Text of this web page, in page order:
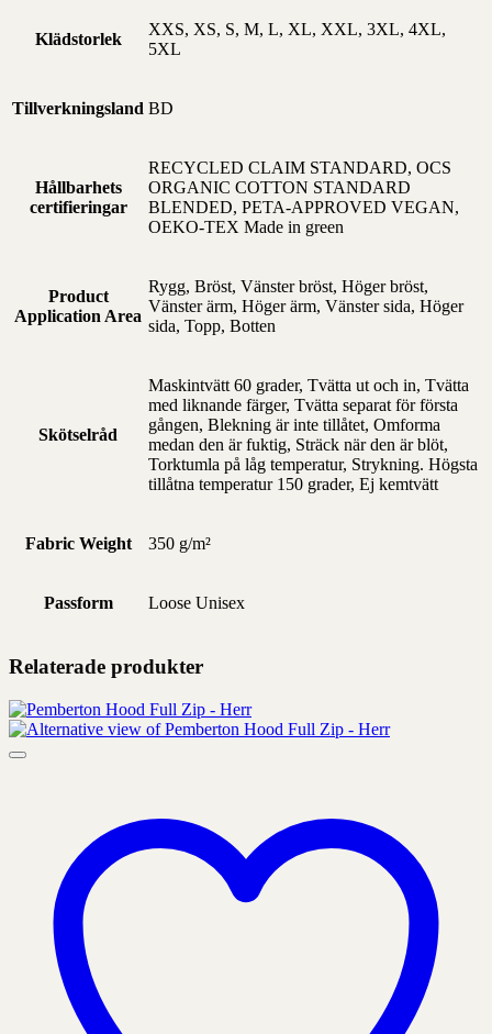
Klädstorlek
XXS, XS, S, M, L, XL, XXL, 3XL, 4XL,
5XL
Tillverkningsland BD
Hållbarhets
certifieringar
RECYCLED CLAIM STANDARD, OCS
ORGANIC COTTON STANDARD
BLENDED, PETA-APPROVED VEGAN,
OEKO-TEX Made in green
Product
Application Area
Rygg, Bröst, Vänster bröst, Höger bröst,
Vänster ärm, Höger ärm, Vänster sida, Höger
sida, Topp, Botten
Skötselråd
Maskintvätt 60 grader, Tvätta ut och in, Tvätta
med liknande färger, Tvätta separat för första
gången, Blekning är inte tillåtet, Omforma
medan den är fuktig, Sträck när den är blöt,
Torktumla på låg temperatur, Strykning. Högsta
tillåtna temperatur 150 grader, Ej kemtvätt
Fabric Weight 350 g/m²
Passform Loose Unisex
Relaterade produkter